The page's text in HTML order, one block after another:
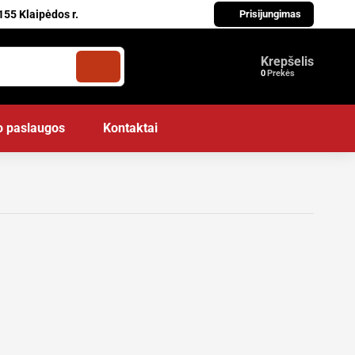
Klaipėdos r. Prisijungimas
Krepšelis
Prekės
paslaugos Kontaktai